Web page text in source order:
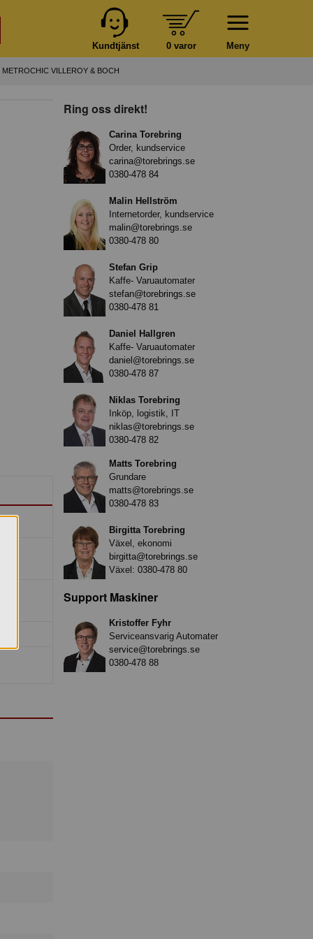
Meny
0 varor
Kundtjänst
VILLEROY & BOCH
Ring oss direkt!
Carina Torebring
Order, kundservice
carina@torebrings.se
0380-478 84
Malin Hellström
Internetorder, kundservice
malin@torebrings.se
0380-478 80
Stefan Grip
Kaffe- Varuautomater
stefan@torebrings.se
0380-478 81
Daniel Hallgren
Kaffe- Varuautomater
daniel@torebrings.se
0380-478 87
Niklas Torebring
Inköp, logistik, IT
niklas@torebrings.se
0380-478 82
Matts Torebring
Grundare
matts@torebrings.se
0380-478 83
Birgitta Torebring
Växel, ekonomi
birgitta@torebrings.se
Växel: 0380-478 80
Support Maskiner
Kristoffer Fyhr
Serviceansvarig Automater
service@torebrings.se
0380-478 88